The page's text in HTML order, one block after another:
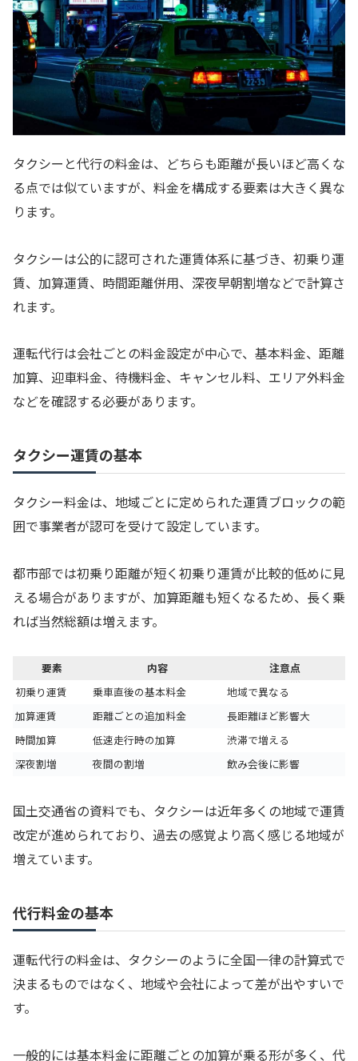
タクシーと代行の料金は、どちらも距離が長いほど高くな
る点では似ていますが、料金を構成する要素は大きく異な
ります。
タクシーは公的に認可された運賃体系に基づき、初乗り運
賃、加算運賃、時間距離併用、深夜早朝割増などで計算さ
れます。
運転代行は会社ごとの料金設定が中心で、基本料金、距離
加算、迎車料金、待機料金、キャンセル料、エリア外料金
などを確認する必要があります。
タクシー運賃の基本
タクシー料金は、地域ごとに定められた運賃ブロックの範
囲で事業者が認可を受けて設定しています。
都市部では初乗り距離が短く初乗り運賃が比較的低めに見
える場合がありますが、加算距離も短くなるため、長く乗
れば当然総額は増えます。
要素 内容
注意点
初乗り運賃
乗車直後の基本料金
地域で異なる
加算運賃
距離ごとの追加料金
長距離ほど影響大
時間加算
低速走行時の加算
渋滞で増える
深夜割増
夜間の割増 飲み会後に影響
国土交通省の資料でも、タクシーは近年多くの地域で運賃
改定が進められており、過去の感覚より高く感じる地域が
増えています。
代行料金の基本
運転代行の料金は、タクシーのように全国一律の計算式で
決まるものではなく、地域や会社によって差が出やすいで
す。
一般的には基本料金に距離ごとの加算が乗る形が多く、代